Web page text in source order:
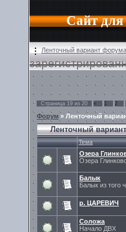
Сайт
Ленточный вариант
Страница 19 из 20 « 1 2
Форум » Ленточный
Ленточный
Тема
Озера
Озера
Балык
Балык из того
р. ЦАРЕВИЧ
Соложа
Начало ДВХ